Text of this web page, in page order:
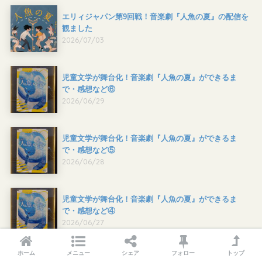
エリィジャパン第9回戦！音楽劇『人魚の夏』の配信を
観ました
2026/07/03
児童文学が舞台化！音楽劇『人魚の夏』ができるま
で・感想など⑥
2026/06/29
児童文学が舞台化！音楽劇『人魚の夏』ができるま
で・感想など⑤
2026/06/28
児童文学が舞台化！音楽劇『人魚の夏』ができるま
で・感想など④
2026/06/27
ホーム メニュー シェア フォロー トップ